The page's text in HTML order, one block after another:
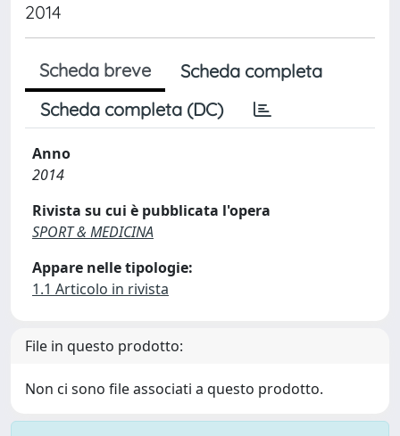
2014
Scheda breve
Scheda completa
Scheda completa (DC)
Anno
2014
Rivista su cui è pubblicata l'opera
SPORT & MEDICINA
Appare nelle tipologie:
1.1 Articolo in rivista
File in questo prodotto:
Non ci sono file associati a questo prodotto.